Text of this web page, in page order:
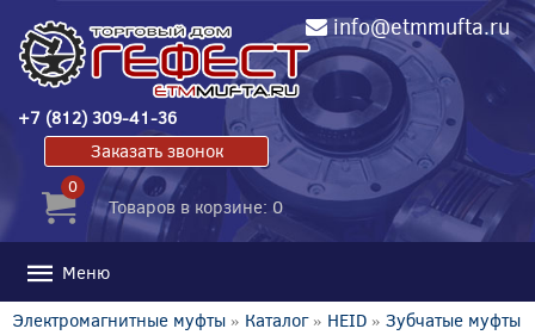
info@etmmufta.ru
+7 (812) 309-41-36
Заказать звонок
0
Товаров в корзине: 0
Меню
Электромагнитные муфты » Каталог» HEID » Зубчатые муфты